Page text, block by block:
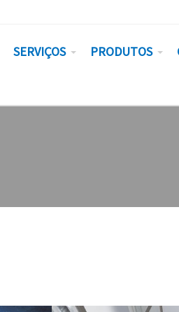
SERVIÇOS PRODUTOS